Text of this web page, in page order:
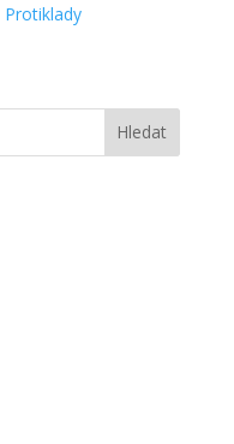
Protiklady